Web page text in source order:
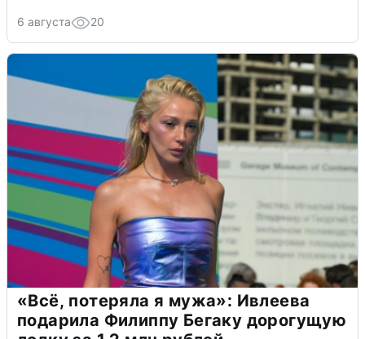
6 августа 20
«Всё, потеряла я мужа»: Ивлеева
подарила Филиппу Бегаку дорогущую